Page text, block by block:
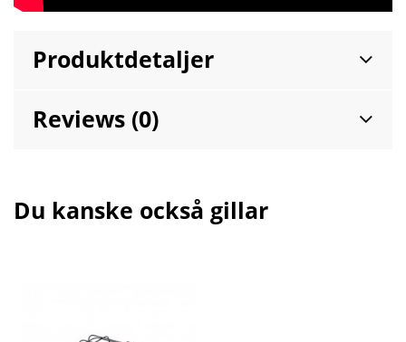
Produktdetaljer
Reviews (0)
Du kanske också gillar